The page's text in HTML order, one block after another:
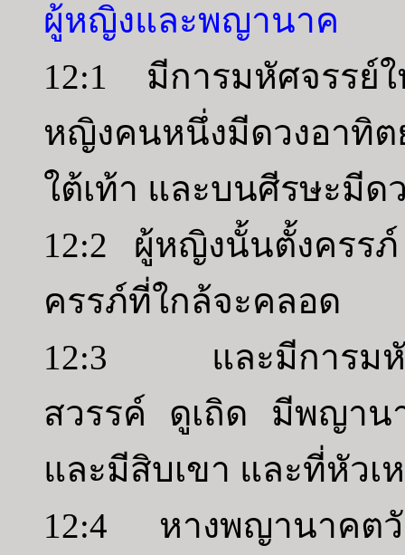
ผู้หญิงและพญานาค
12:1 มีการมหัศจรรย์
หญิงคนหนึ่งมีดวงอาทิ
ใต้เท้า และบนศีรษะมีด
12:2 ผู้หญิงนั้นตั้งครร
ครรภ์ที่ใกล้จะคลอด
12:3 และมีการมหัศ
สวรรค์ ดูเถิด มีพญาน
และมีสิบเขา และที่หัว
12:4 หางพญานาคตวั